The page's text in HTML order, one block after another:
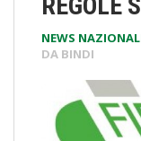
NEWS
DA BINDI